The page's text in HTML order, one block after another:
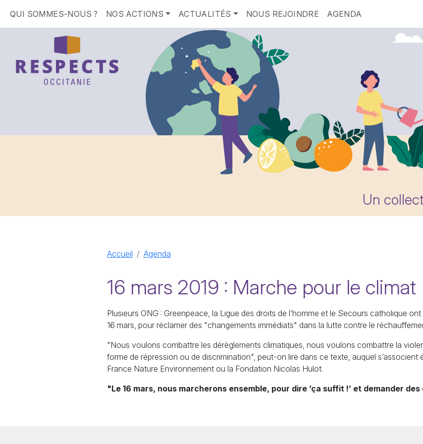
QUI SOMMES-NOUS ? NOS ACTIONS ACTUALITÉS NOUS REJOINDRE AGENDA
Un
Accueil Agenda
16 mars 2019 : Marche pour le climat
Plusieurs ONG : Greenpeace, la Ligue des droits de l’homme et le Secours catholique
16 mars, pour réclamer des "changements immédiats" dans la lutte contre le
"Nous voulons combattre les dérèglements climatiques, nous voulons combattre la
forme de répression ou de discrimination", peut-on lire dans ce texte, auquel s’associent
France Nature Environnement ou la Fondation Nicolas Hulot.
"Le 16 mars, nous marcherons ensemble, pour dire ’ça suffit !’ et demander